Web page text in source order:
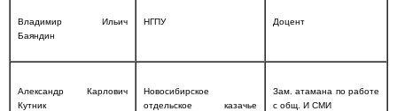
Владимир Ильич
Баяндин
НГПУ Доцент
Александр Карлович
Кутник
Новосибирское
отдельское казачье
Зам. атамана по работе
с общ. И СМИ